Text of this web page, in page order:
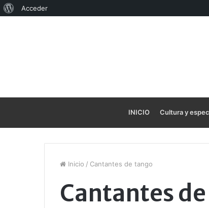
INICIO Cultura y
Inicio / Cantantes de tango
Cantantes
Acerca
Acceder